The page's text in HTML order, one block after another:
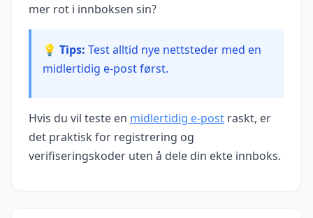
mer rot i innboksen sin?
💡 Tips: Test alltid nye nettsteder med en
midlertidig e-post først.
Hvis du vil teste en midlertidig e‑post raskt, er
det praktisk for registrering og
verifiseringskoder uten å dele din ekte innboks.